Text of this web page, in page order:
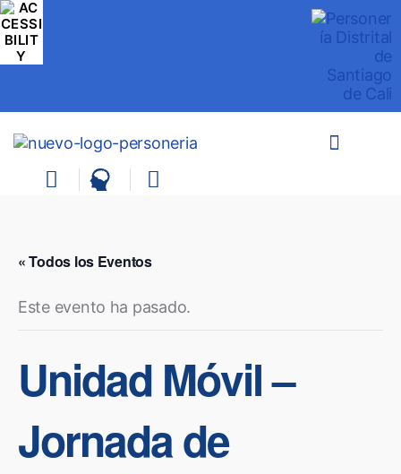
« Todos los Eventos
Este evento ha pasado.
Unidad Móvil –
Jornada de